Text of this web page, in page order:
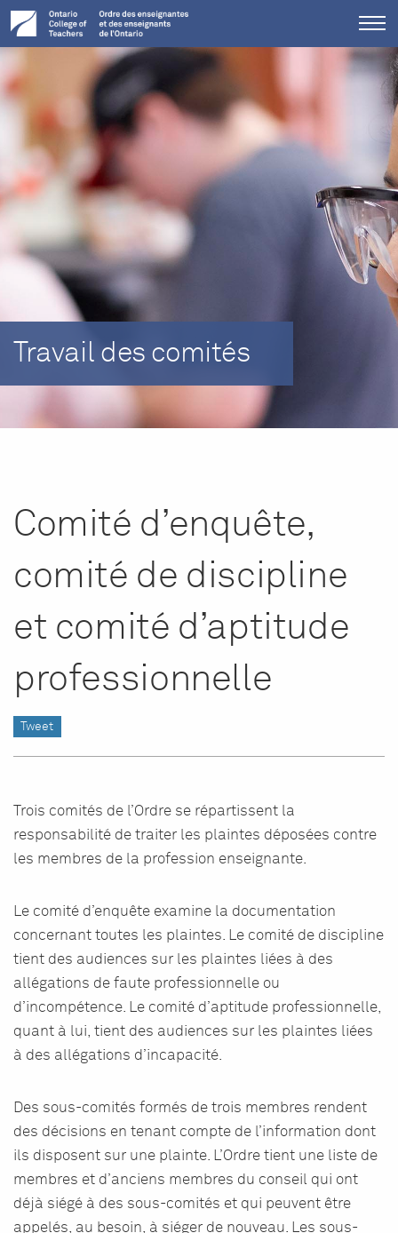
Travail des comités
Comité d’enquête,
comité de discipline
et comité d’aptitude
professionnelle
Tweet
Trois comités de l’Ordre se répartissent la
responsabilité de traiter les plaintes déposées contre
les membres de la profession enseignante.
Le comité d’enquête examine la documentation
concernant toutes les plaintes. Le comité de discipline
tient des audiences sur les plaintes liées à des
allégations de faute professionnelle ou
d’incompétence. Le comité d’aptitude professionnelle,
quant à lui, tient des audiences sur les plaintes liées
à des allégations d’incapacité.
Des sous-comités formés de trois membres rendent
des décisions en tenant compte de l’information dont
ils disposent sur une plainte. L’Ordre tient une liste de
membres et d’anciens membres du conseil qui ont
déjà siégé à des sous-comités et qui peuvent être
appelés, au besoin, à siéger de nouveau. Les sous-